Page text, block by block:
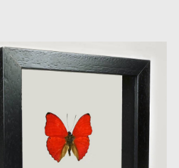
image slideshow Items